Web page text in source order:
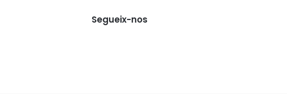
Segueix-nos